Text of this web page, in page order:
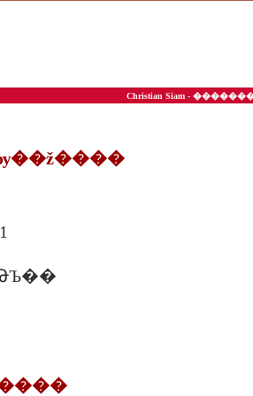
Christian Siam -